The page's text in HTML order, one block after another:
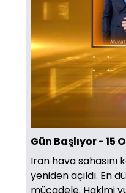
Gün Başlıyor - 15
İran hava sahasını
yeniden açıldı. En